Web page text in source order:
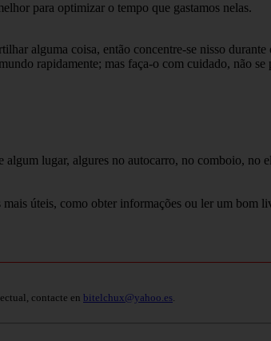
para optimizar o tempo que gastamos nelas.
alguma coisa, então concentre-se nisso
rapidamente; mas faça-o com cuidado, não se
lugar, algures no autocarro, no comboio,
úteis, como obter informações ou ler um
contacte en bitelchux@yahoo.es.